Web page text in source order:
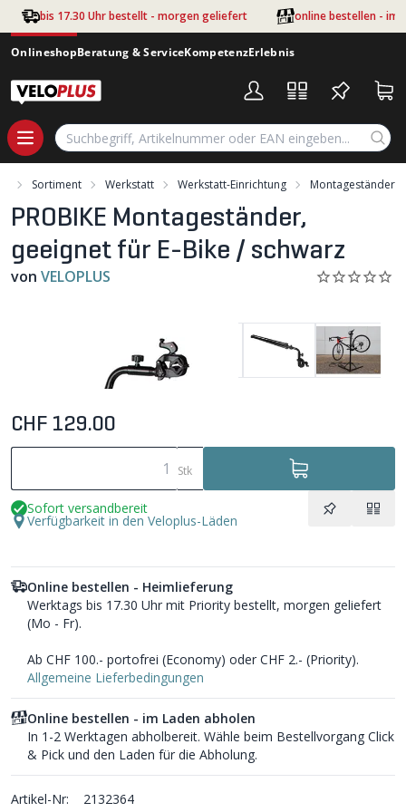
Zum Hauptinhalt springen
bis 17.30 Uhr bestellt - morgen geliefert online bestellen - im
OnlineshopBeratung & ServiceKompetenzErlebnis
Sortiment Werkstatt Werkstatt-Einrichtung Montageständer
PROBIKE Montageständer,
geeignet für E-Bike / schwarz
von VELOPLUS
CHF 129.00
Stk
Sofort versandbereit
Verfügbarkeit in den Veloplus-Läden
Online bestellen - Heimlieferung
Werktags bis 17.30 Uhr mit Priority bestellt, morgen geliefert
(Mo - Fr).
Ab CHF 100.- portofrei (Economy) oder CHF 2.- (Priority).
Allgemeine Lieferbedingungen
Online bestellen - im Laden abholen
In 1-2 Werktagen abholbereit. Wähle beim Bestellvorgang Click
& Pick und den Laden für die Abholung.
Artikel-Nr: 2132364